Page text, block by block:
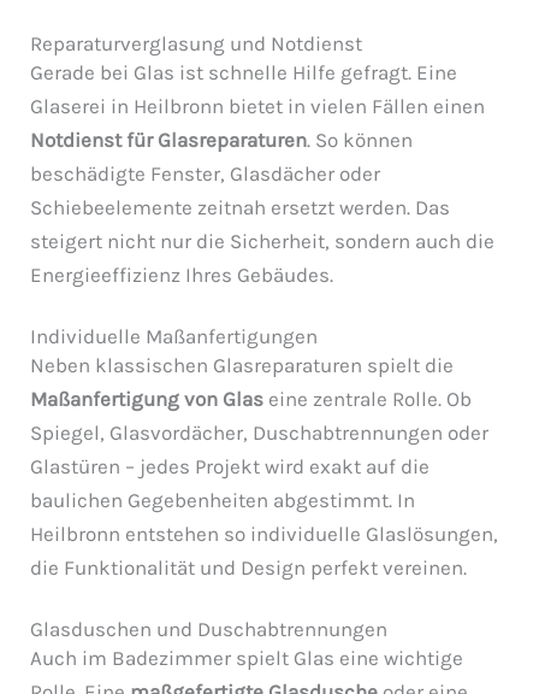
Reparaturverglasung und Notdienst
Gerade bei Glas ist schnelle Hilfe gefragt. Eine
Glaserei in Heilbronn bietet in vielen Fällen einen
Notdienst für Glasreparaturen. So können
beschädigte Fenster, Glasdächer oder
Schiebeelemente zeitnah ersetzt werden. Das
steigert nicht nur die Sicherheit, sondern auch die
Energieeffizienz Ihres Gebäudes.
Individuelle Maßanfertigungen
Neben klassischen Glasreparaturen spielt die
Maßanfertigung von Glas eine zentrale Rolle. Ob
Spiegel, Glasvordächer, Duschabtrennungen oder
Glastüren – jedes Projekt wird exakt auf die
baulichen Gegebenheiten abgestimmt. In
Heilbronn entstehen so individuelle Glaslösungen,
die Funktionalität und Design perfekt vereinen.
Glasduschen und Duschabtrennungen
Auch im Badezimmer spielt Glas eine wichtige